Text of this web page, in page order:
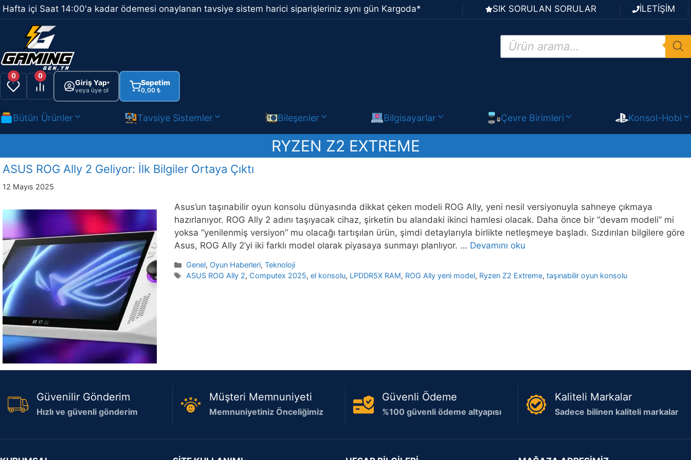
İçeriğe
atla
Hafta içi Saat 14:00'a kadar ödemesi onaylanan tavsiye sistem harici siparişleriniz aynı gün Kargoda* SIK SORULAN SORULAR İLETİŞİM
Products
search
0 0
Giriş Yap▾
veya üye ol
Sepetim
0,00 ₺
Bütün Ürünler Tavsiye Sistemler Bileşenler Bilgisayarlar Çevre Birimleri Konsol-Hobi
RYZEN Z2 EXTREME
ASUS ROG Ally 2 Geliyor: İlk Bilgiler Ortaya Çıktı
12 Mayıs 2025
Asus’un taşınabilir oyun konsolu dünyasında dikkat çeken modeli ROG Ally, yeni nesil versiyonuyla sahneye çıkmaya
hazırlanıyor. ROG Ally 2 adını taşıyacak cihaz, şirketin bu alandaki ikinci hamlesi olacak. Daha önce bir “devam modeli” mi
yoksa “yenilenmiş versiyon” mu olacağı tartışılan ürün, şimdi detaylarıyla birlikte netleşmeye başladı. Sızdırılan bilgilere göre
Asus, ROG Ally 2’yi iki farklı model olarak piyasaya sunmayı planlıyor. … Devamını oku
Kategoriler
Genel, Oyun Haberleri,Teknoloji
Etiketler
ASUS ROG Ally 2, Computex 2025,el konsolu, LPDDR5X RAM, ROG Ally yeni model, Ryzen Z2 Extreme,taşınabilir oyun konsolu
Güvenilir Gönderim
Hızlı ve güvenli gönderim
Müşteri Memnuniyeti
Memnuniyetiniz Önceliğimiz
Güvenli Ödeme
%100 güvenli ödeme altyapısı
Kaliteli Markalar
Sadece bilinen kaliteli markalar